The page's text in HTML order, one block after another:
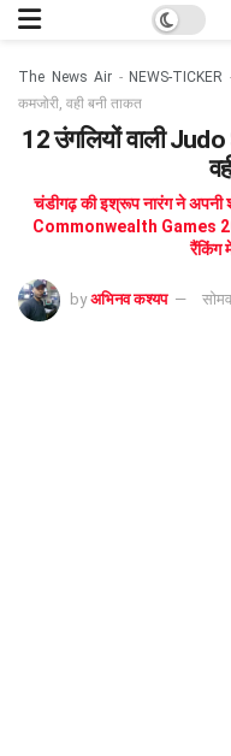
The News Air - NEWS-TICKER
कमजोरी, वही बनी ताकत
12 उंगलियों वाली
चंडीगढ़ की इश्रूप नारंग ने अपनी
Commonwealth Games
रैंकिंग
by अभिनव कश्यप